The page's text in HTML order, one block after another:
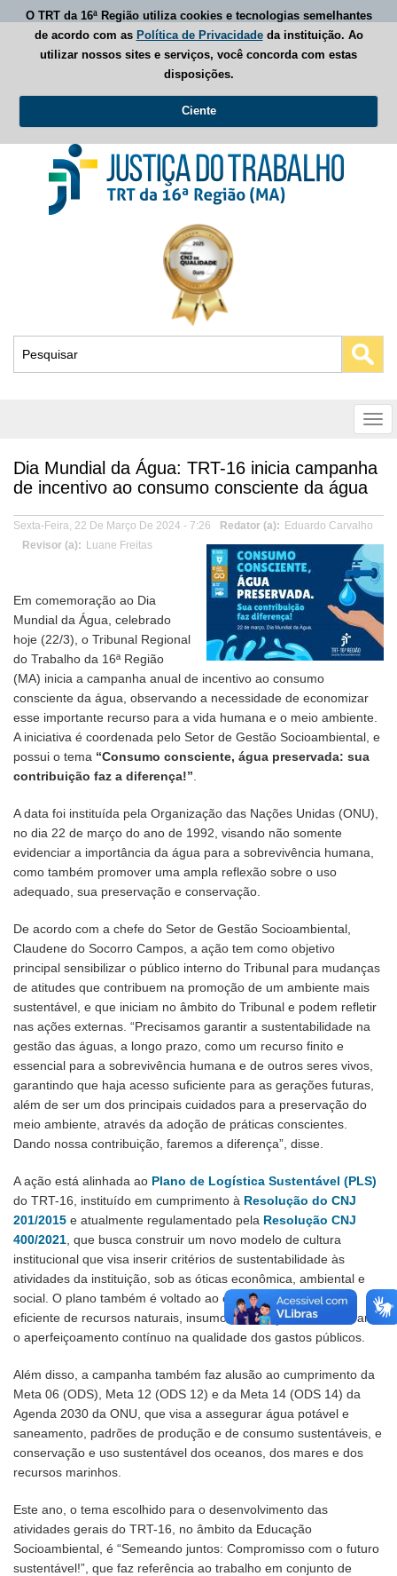
O TRT da 16ª Região utiliza cookies e tecnologias semelhantes
de acordo com as Política de Privacidadeda instituição. Ao
utilizar nossos sites e serviços, você concorda com estas
disposições.
Ciente
Dia Mundial da Água: TRT-16 inicia campanha
de incentivo ao consumo consciente da água
Sexta-Feira, 22 De Março De 2024 - 7:26 Redator (a)
Eduardo Carvalho
Revisor (a)
Luane Freitas
Em comemoração ao Dia
Mundial da Água, celebrado
hoje (22/3), o Tribunal Regional
do Trabalho da 16ª Região
(MA) inicia a campanha anual de incentivo ao consumo
consciente da água, observando a necessidade de economizar
esse importante recurso para a vida humana e o meio ambiente.
A iniciativa é coordenada pelo Setor de Gestão Socioambiental, e
possui o tema “Consumo consciente, água preservada: sua
contribuição faz a diferença!”
A data foi instituída pela Organização das Nações Unidas (ONU),
no dia 22 de março do ano de 1992, visando não somente
evidenciar a importância da água para a sobrevivência humana,
como também promover uma ampla reflexão sobre o uso
adequado, sua preservação e conservação.
De acordo com a chefe do Setor de Gestão Socioambiental,
Claudene do Socorro Campos, a ação tem como objetivo
principal sensibilizar o público interno do Tribunal para mudanças
de atitudes que contribuem na promoção de um ambiente mais
sustentável, e que iniciam no âmbito do Tribunal e podem refletir
nas ações externas. “Precisamos garantir a sustentabilidade na
gestão das águas, a longo prazo, como um recurso finito e
essencial para a sobrevivência humana e de outros seres vivos,
garantindo que haja acesso suficiente para as gerações futuras,
além de ser um dos principais cuidados para a preservação do
meio ambiente, através da adoção de práticas conscientes.
Dando nossa contribuição, faremos a diferença”, disse.
A ação está alinhada ao Plano de Logística Sustentável (PLS)
do TRT-16, instituído em cumprimento à Resolução do CNJ
201/2015 e atualmente regulamentado pela Resolução CNJ
400/2021 , que busca construir um novo modelo de cultura
institucional que visa inserir critérios de sustentabilidade às
atividades da instituição, sob as óticas econômica, ambiental e
social. O plano também é voltado ao consumo consciente e
eficiente de recursos naturais, insumos e serviços públicos, para
o aperfeiçoamento contínuo na qualidade dos gastos públicos.
Além disso, a campanha também faz alusão ao cumprimento da
Meta 06 (ODS), Meta 12 (ODS 12) e da Meta 14 (ODS 14) da
Agenda 2030 da ONU, que visa a assegurar água potável e
saneamento, padrões de produção e de consumo sustentáveis, e
conservação e uso sustentável dos oceanos, dos mares e dos
recursos marinhos.
Este ano, o tema escolhido para o desenvolvimento das
atividades gerais do TRT-16, no âmbito da Educação
Socioambiental, é “Semeando juntos: Compromisso com o futuro
sustentável!”, que faz referência ao trabalho em conjunto de